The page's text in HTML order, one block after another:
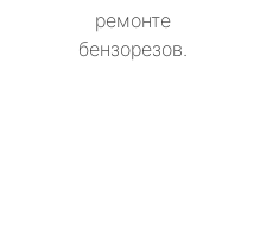
ремонте
бензорезов.